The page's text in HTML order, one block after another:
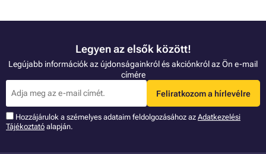
Legyen az elsők között!
Legújabb információk az újdonságainkról és akciónkról az Ön e-mail
címére
Feliratkozom a hírlevélre
Hozzájárulok a szémelyes adataim feldolgozásához az Adatkezelési
Tájékoztató alapján.